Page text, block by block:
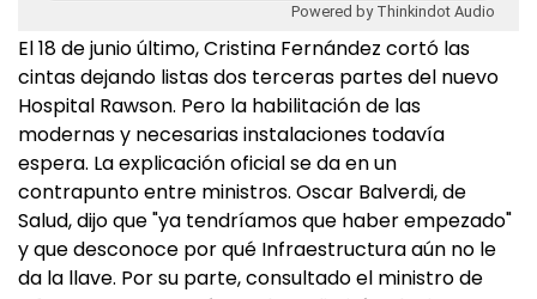
Powered by Thinkindot Audio
El 18 de junio último, Cristina Fernández cortó las
cintas dejando listas dos terceras partes del nuevo
Hospital Rawson. Pero la habilitación de las
modernas y necesarias instalaciones todavía
espera. La explicación oficial se da en un
contrapunto entre ministros. Oscar Balverdi, de
Salud, dijo que "ya tendríamos que haber empezado"
y que desconoce por qué Infraestructura aún no le
da la llave. Por su parte, consultado el ministro de